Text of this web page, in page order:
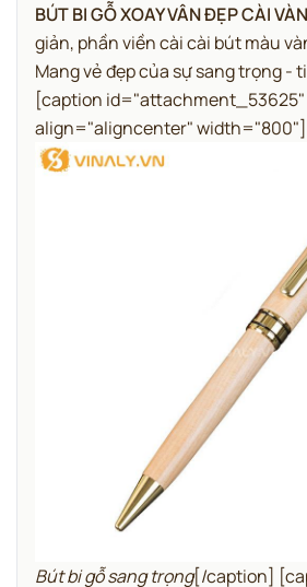
BÚT BI GỖ XOAY VÂN ĐẸP CÀI
giản, phần viền cài cài bút màu
Mang vẻ đẹp của sự sang trọng -
[caption id="attachment_53625"
align="aligncenter" width="800"]
Bút bi gỗ sang trọng[/caption]